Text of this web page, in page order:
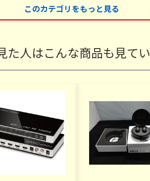
このカテゴリをもっと見る
た人はこんな商品も見て